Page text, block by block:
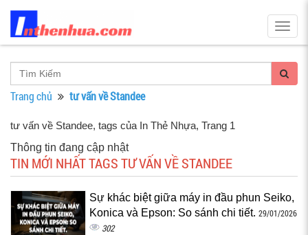
Trang chủ tư vấn về Standee
tư vấn về Standee, tags của In Thẻ Nhựa, Trang 1
Thông tin đang cập nhật
TIN MỚI NHẤT TAGS TƯ VẤN VỀ STANDEE
Sự khác biệt giữa máy in đầu phun Seiko,
Konica và Epson: So sánh chi tiết. 29/01/2026
302